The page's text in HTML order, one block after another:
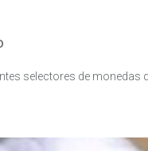
selectores de